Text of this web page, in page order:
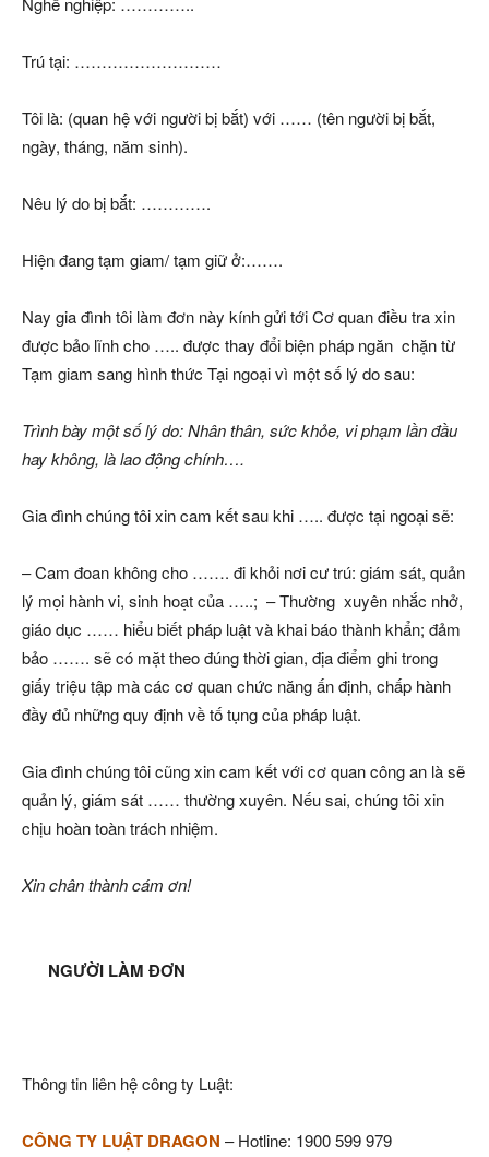
Trú tại: ………………………
Tôi là: (quan hệ với người bị bắt) với …… (tên người bị bắt,
ngày, tháng, năm sinh).
Nêu lý do bị bắt: ………….
Hiện đang tạm giam/ tạm giữ ở:…….
Nay gia đình tôi làm đơn này kính gửi tới Cơ quan điều tra xin
được bảo lĩnh cho ….. được thay đổi biện pháp ngăn chặn từ
Tạm giam sang hình thức Tại ngoại vì một số lý do sau:
Trình bày một số lý do: Nhân thân, sức khỏe, vi phạm lần đầu
hay không, là lao động chính….
Gia đình chúng tôi xin cam kết sau khi ….. được tại ngoại sẽ:
– Cam đoan không cho ……. đi khỏi nơi cư trú: giám sát, quản
lý mọi hành vi, sinh hoạt của …..; – Thường xuyên nhắc nhở,
giáo dục …… hiểu biết pháp luật và khai báo thành khẩn; đảm
bảo ……. sẽ có mặt theo đúng thời gian, địa điểm ghi trong
giấy triệu tập mà các cơ quan chức năng ấn định, chấp hành
đầy đủ những quy định về tố tụng của pháp luật.
Gia đình chúng tôi cũng xin cam kết với cơ quan công an là sẽ
quản lý, giám sát …… thường xuyên. Nếu sai, chúng tôi xin
chịu hoàn toàn trách nhiệm.
Xin chân thành cám ơn!
NGƯỜI LÀM ĐƠN
Thông tin liên hệ công ty Luật:
CÔNG TY LUẬT DRAGON – Hotline: 1900 599 979